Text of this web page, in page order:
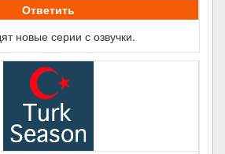
Ответить
новые серии с озвучки.